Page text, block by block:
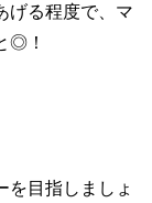
げる程度で、マ
◎！
を目指しましょ